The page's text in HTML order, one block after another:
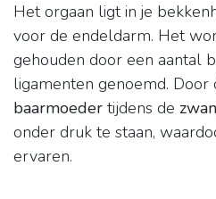
Het orgaan ligt in je
voor de endeldarm. Het
gehouden door een aantal
ligamenten genoemd. Door
baarmoeder tijdens de
onder druk te staan,
ervaren.